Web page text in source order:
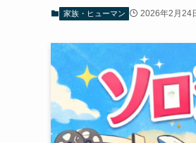
家族・ヒューマン 2026年2月24